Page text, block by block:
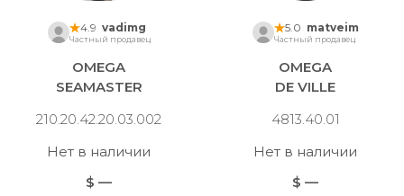
4.9 vadimg
Частный продавец
OMEGA
SEAMASTER
210.20.42.20.03.002
Нет в наличии
$ —
5.0 matveim
Частный продавец
OMEGA
DE VILLE
4813.40.01
Нет в наличии
$ —